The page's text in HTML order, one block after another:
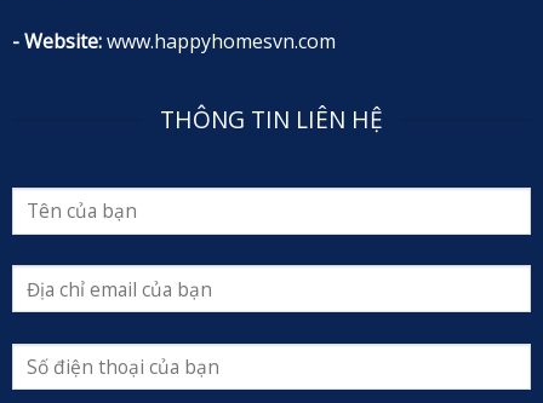
- Website:www.happyhomesvn.com
THÔNG TIN LIÊN HỆ